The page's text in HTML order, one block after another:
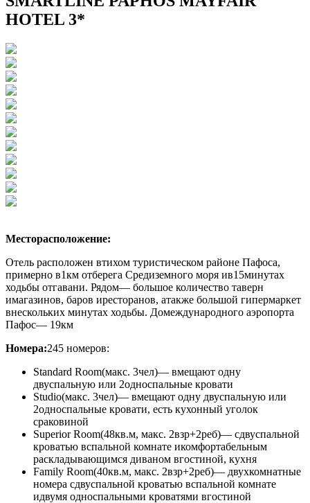
HOTEL 3*
Месторасположение:
Отель расположен втихом туристическом районе Пафоса,
примерно в1км отберега Средиземного моря ив15минутах
ходьбы отгавани. Рядом— большое количество таверн
имагазинов, баров иресторанов, атакже большой гипермаркет
внескольких минутах ходьбы. Домеждународного аэропорта
Пафос— 19км
Номера:245 номеров:
Standard Room(макс. 3чел)— вмещают одну
двуспальную или 2односпальные кровати
Studio(макс. 3чел)— вмещают одну двуспальную или
2односпальные кровати, есть кухонный уголок
сраковиной
Superior Room(48кв.м, макс. 2взр+2реб)— сдвуспальной
кроватью вспальной комнате икомфортабельным
раскладывающимся диваном вгостиной, кухня
Family Room(40кв.м, макс. 2взр+2реб)— двухкомнатные
номера сдвуспальной кроватью вспальной комнате
идвумя односпальными кроватями вгостиной